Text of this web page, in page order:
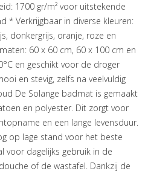
1700 gr/m² voor uitstekende
* Verkrijgbaar in diverse kleuren:
donkergrijs, oranje, roze en
60 x 60 cm, 60 x 100 cm en
en geschikt voor de droger
en stevig, zelfs na veelvuldig
De Solange badmat is gemaakt
en polyester. Dit zorgt voor
en een lange levensduur.
op lage stand voor het beste
voor dagelijks gebruik in de
of de wastafel. Dankzij de